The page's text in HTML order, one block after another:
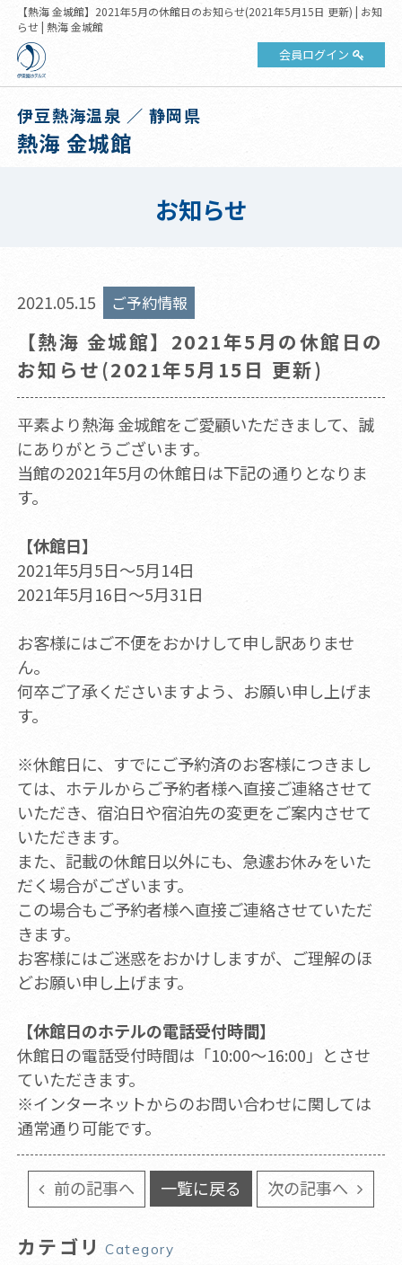
【熱海 金城館】2021年5月の休館日のお知らせ(2021年5月15日 更新) | お知
らせ | 熱海 金城館
会員ログイン
伊豆熱海温泉 ／ 静岡県
熱海 金城館
お知らせ
2021.05.15 ご予約情報
【熱海 金城館】2021年5月の休館日の
お知らせ(2021年5月15日 更新)
平素より熱海 金城館をご愛顧いただきまして、誠
にありがとうございます。
当館の2021年5月の休館日は下記の通りとなりま
す。
【休館日】
2021年5月5日～5月14日
2021年5月16日～5月31日
お客様にはご不便をおかけして申し訳ありませ
ん。
何卒ご了承くださいますよう、お願い申し上げま
す。
※休館日に、すでにご予約済のお客様につきまし
ては、ホテルからご予約者様へ直接ご連絡させて
いただき、宿泊日や宿泊先の変更をご案内させて
いただきます。
また、記載の休館日以外にも、急遽お休みをいた
だく場合がございます。
この場合もご予約者様へ直接ご連絡させていただ
きます。
お客様にはご迷惑をおかけしますが、ご理解のほ
どお願い申し上げます。
【休館日のホテルの電話受付時間】
休館日の電話受付時間は「10:00～16:00」とさせ
ていただきます。
※インターネットからのお問い合わせに関しては
通常通り可能です。
前の記事へ 一覧に戻る 次の記事へ
カテゴリ Category